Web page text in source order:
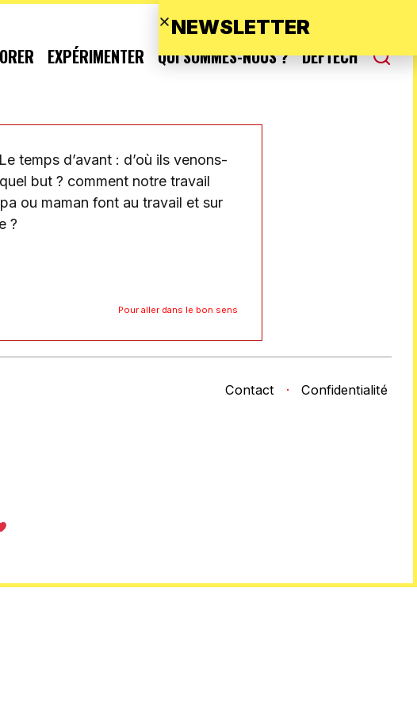
EXPÉRIMENTER QUI SOMMES-NOUS ? DEFTECH
temps d’avant : d’où ils venons-
but ? comment notre travail
ou maman font au travail et sur
?
Pour aller dans le bon sens
Contact · Confidentialité
NEWSLETTER